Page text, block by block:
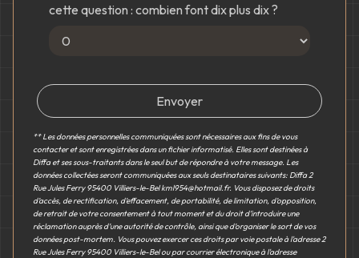
cette question : combien font dix plus dix ?
Envoyer
** Les données personnelles communiquées sont nécessaires aux fins de vous
contacter et sont enregistrées dans un fichier informatisé. Elles sont destinées à
Diffa et ses sous-traitants dans le seul but de répondre à votre message. Les
données collectées seront communiquées aux seuls destinataires suivants: Diffa 2
Rue Jules Ferry 95400 Villiers-le-Bel kml954@hotmail.fr. Vous disposez de droits
d’accès, de rectification, d’effacement, de portabilité, de limitation, d’opposition,
de retrait de votre consentement à tout moment et du droit d’introduire une
réclamation auprès d’une autorité de contrôle, ainsi que d’organiser le sort de vos
données post-mortem. Vous pouvez exercer ces droits par voie postale à l'adresse 2
Rue Jules Ferry 95400 Villiers-le-Bel ou par courrier électronique à l'adresse